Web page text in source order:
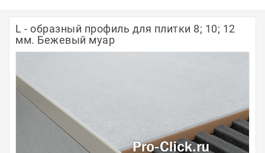
Полосы из металла
Профили для стекла и SPC
Обводы для труб
Алюминиевые профили
L - образный профиль для плитки 8; 10; 12
мм. Бежевый муар